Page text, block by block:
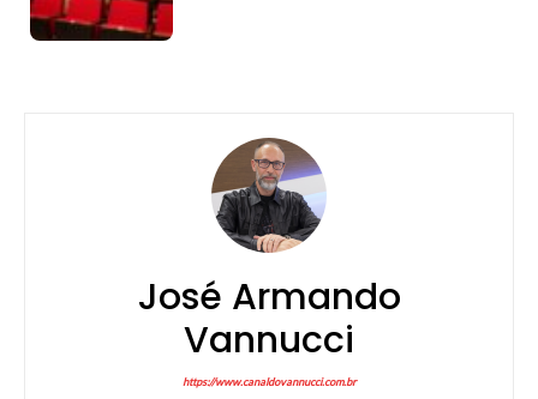
José Armando
Vannucci
https://www.canaldovannucci.com.br